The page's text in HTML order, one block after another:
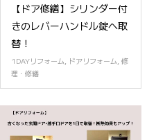
【ドア修繕】シリンダー付
きのレバーハンドル錠へ取
替！
1DAYリフォーム ドアリフォーム 修
理・修繕